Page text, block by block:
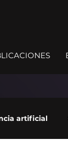
artificial